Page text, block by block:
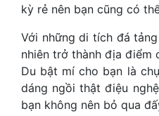
kỳ rẻ nên bạn cũng có
Với những di tích đá
nhiên trở thành địa điểm
Du bật mí cho bạn là
dáng ngồi thật điệu
bạn không nên bỏ qua